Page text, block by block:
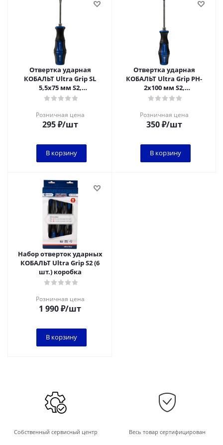
Отвертка ударная
КОБАЛЬТ Ultra Grip SL
5,5x75 мм S2,
двухкомпонентная
Розничная цена
295₽/шт
В корзину
Отвертка ударная
КОБАЛЬТ Ultra Grip PH-
2x100 мм S2,
двухкомпонентная
Розничная цена
350₽/шт
В корзину
Набор отверток ударных
КОБАЛЬТ Ultra Grip S2 (6
шт.) коробка
Розничная цена
1 990₽/шт
В корзину
Собственный сервисный центр Весь товар сертифицирован